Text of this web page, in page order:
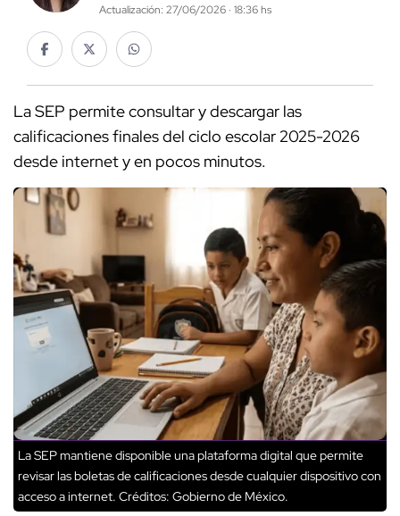
Actualización: 27/06/2026 · 18:36 hs
La SEP permite consultar y descargar las
calificaciones finales del ciclo escolar 2025-2026
desde internet y en pocos minutos.
La SEP mantiene disponible una plataforma digital que permite
revisar las boletas de calificaciones desde cualquier dispositivo con
acceso a internet. Créditos: Gobierno de México.